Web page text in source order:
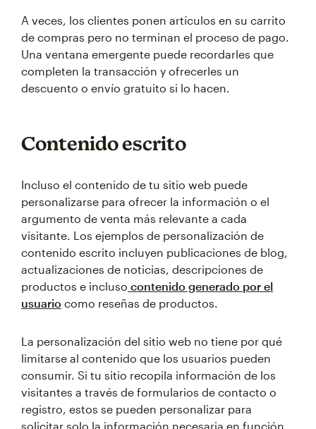
A veces, los clientes ponen artículos en su carrito
de compras pero no terminan el proceso de pago.
Una ventana emergente puede recordarles que
completen la transacción y ofrecerles un
descuento o envío gratuito si lo hacen.
Contenido escrito
Incluso el contenido de tu sitio web puede
personalizarse para ofrecer la información o el
argumento de venta más relevante a cada
visitante. Los ejemplos de personalización de
contenido escrito incluyen publicaciones de blog,
actualizaciones de noticias, descripciones de
productos e incluso contenido generado por el
usuario como reseñas de productos.
La personalización del sitio web no tiene por qué
limitarse al contenido que los usuarios pueden
consumir. Si tu sitio recopila información de los
visitantes a través de formularios de contacto o
registro, estos se pueden personalizar para
solicitar solo la información necesaria en función